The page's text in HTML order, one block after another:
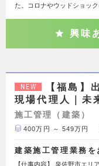
た。コロナやウッドショッ
興味
NEW
【福島】
現場代理人｜未
施工管理（建築）
400万円 ～ 549万円
建築施工管理業務を
【仕事内容】 泉佐野市エリ